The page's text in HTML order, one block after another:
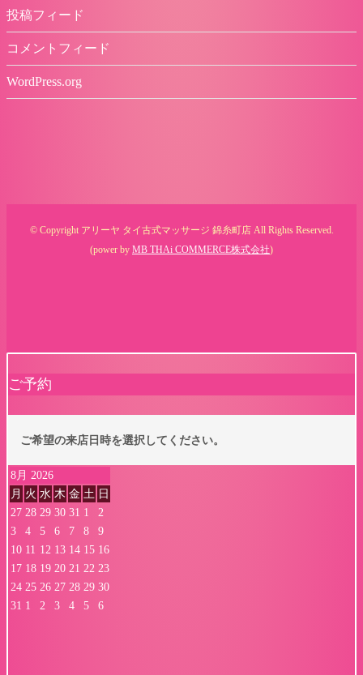
投稿フィード
コメントフィード
WordPress.org
© Copyright アリーヤ タイ古式マッサージ 錦糸町店 All Rights Reserved.
(power by MB THAi COMMERCE株式会社)
ご予約
ご希望の来店日時を選択してください。
8月 2026
月 火 水 木 金 土 日
27 28 29 30 31 1
2
3
4 5 6 7 8
9
10 11 12 13 14 15 16
17 18 19 20 21 22 23
24 25 26 27 28 29 30
31 1 2 3 4 5 6